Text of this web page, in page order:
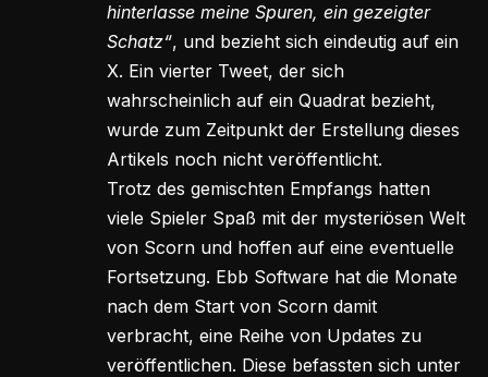
hinterlasse meine Spuren, ein gezeigter
Schatz“, und bezieht sich eindeutig auf ein
X. Ein vierter Tweet, der sich
wahrscheinlich auf ein Quadrat bezieht,
wurde zum Zeitpunkt der Erstellung dieses
Artikels noch nicht veröffentlicht.
Trotz des gemischten Empfangs hatten
viele Spieler Spaß mit der mysteriösen Welt
von Scorn und hoffen auf eine eventuelle
Fortsetzung. Ebb Software hat die Monate
nach dem Start von Scorn damit
verbracht, eine Reihe von Updates zu
veröffentlichen. Diese befassten sich unter